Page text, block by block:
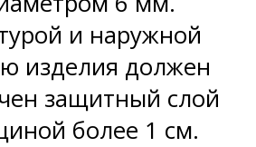
и наружной
изделия должен
защитный слой
более 1 см.